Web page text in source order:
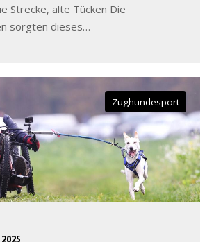
Strecke, alte Tücken Die
sorgten dieses…
Zughundesport